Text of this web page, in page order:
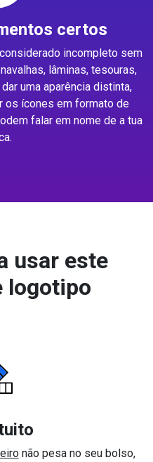
certos
incompleto sem
lâminas, tesouras,
uma aparência distinta,
os ícones em formato de
falar em nome de a tua
usar este
logotipo
não pesa no seu bolso,